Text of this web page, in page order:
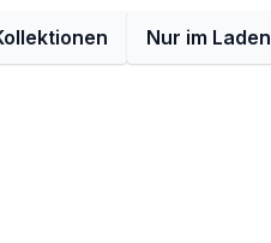
Nur im Laden